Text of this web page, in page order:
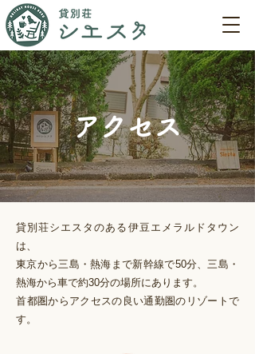
アクセス
貸別荘シエスタのある伊豆エメラルドタウン
は、
東京から三島・熱海まで新幹線で50分、三島・
熱海から車で約30分の場所にあります。
​首都圏からアクセスの良い通勤圏のリゾートで
す。